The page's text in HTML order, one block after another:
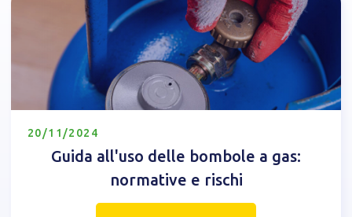
20/11/2024
Guida all'uso delle bombole a gas:
normative e rischi